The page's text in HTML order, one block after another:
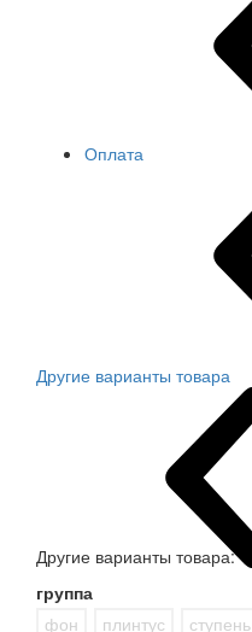
Оплата
Другие варианты товара
Другие варианты товара:
группа
фон
плинтус ступень